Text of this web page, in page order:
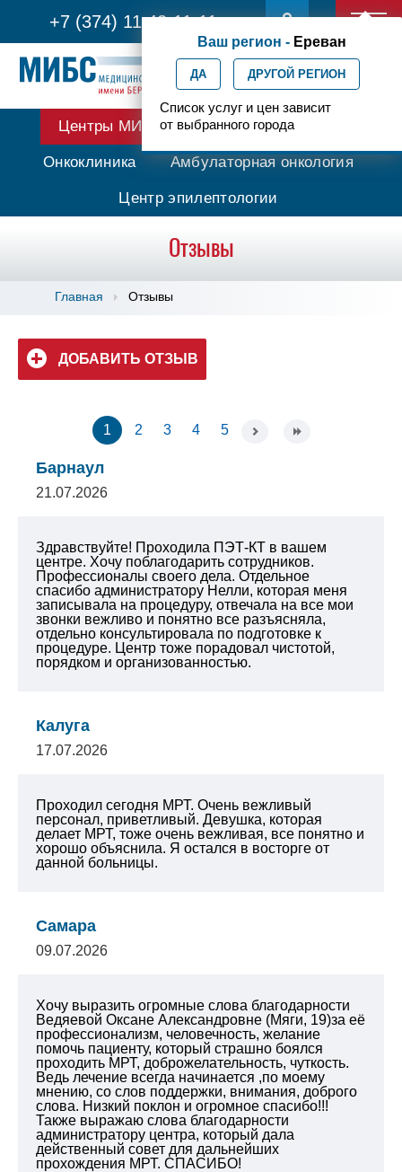
+7 (374) 11 42-11-11
Ваш регион - Ереван
ДА ДРУГОЙ РЕГИОН
Список услуг и цен зависит
от выбранного города
Центры МИБС Протонная терапия
Онкоклиника Амбулаторная онкология
Центр эпилептологии
Отзывы
Главная Отзывы
ДОБАВИТЬ ОТЗЫВ
1 2 3 4 5
Барнаул
21.07.2026
Здравствуйте! Проходила ПЭТ-КТ в вашем
центре. Хочу поблагодарить сотрудников.
Профессионалы своего дела. Отдельное
спасибо администратору Нелли, которая меня
записывала на процедуру, отвечала на все мои
звонки вежливо и понятно все разъясняла,
отдельно консультировала по подготовке к
процедуре. Центр тоже порадовал чистотой,
порядком и организованностью.
Калуга
17.07.2026
Проходил сегодня МРТ. Очень вежливый
персонал, приветливый. Девушка, которая
делает МРТ, тоже очень вежливая, все понятно и
хорошо объяснила. Я остался в восторге от
данной больницы.
Самара
09.07.2026
Хочу выразить огромные слова благодарности
Ведяевой Оксане Александровне (Мяги, 19)за её
профессионализм, человечность, желание
помочь пациенту, который страшно боялся
проходить МРТ, доброжелательность, чуткость.
Ведь лечение всегда начинается ,по моему
мнению, со слов поддержки, внимания, доброго
слова. Низкий поклон и огромное спасибо!!!
Также выражаю слова благодарности
администратору центра, который дала
действенный совет для дальнейших
прохождения МРТ. СПАСИБО!